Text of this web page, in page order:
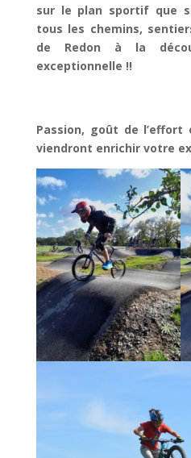
sur le plan sportif que
tous les chemins,
de Redon à la
exceptionnelle !!
Passion, goût de
viendront enrichir votre